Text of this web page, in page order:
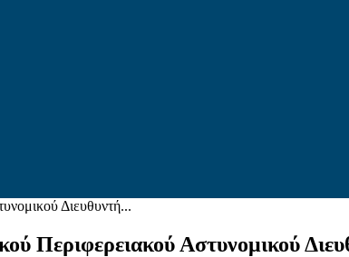
Διευθυντή...
Περιφερειακού Αστυνομικού